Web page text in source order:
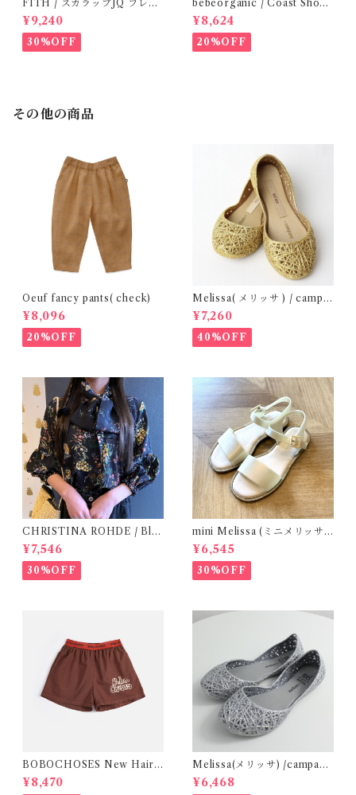
FITH / スカラップJQ フレン
チスリーブTシャツ (Black) /
Size 1・2
¥9,240
30%OFF
bebeorganic / Coast Short
s Under The Sea ( 3・５Y)
¥8,624
20%OFF
その他の商品
Oeuf fancy pants( check)
¥8,096
20%OFF
Melissa( メリッサ ) / campa
na ( Gold )28-33
¥7,260
40%OFF
CHRISTINA ROHDE / Blo
use ( 12-14Y)
¥7,546
30%OFF
mini Melissa (ミニメリッサ)
/ MAR SANDAL
¥6,545
30%OFF
BOBOCHOSES New Hairli
ne denim bermuda shorts /
2-6Y
¥8,470
Melissa(メリッサ) /campana
(Silver)28-32
¥6,468